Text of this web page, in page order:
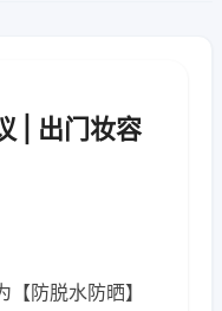
| 出门妆容
防脱水防晒】